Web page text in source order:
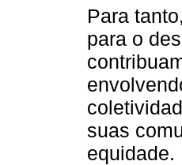
Para
para o
suas
equidade.